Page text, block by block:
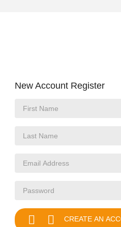
New Account Register
  CREATE AN